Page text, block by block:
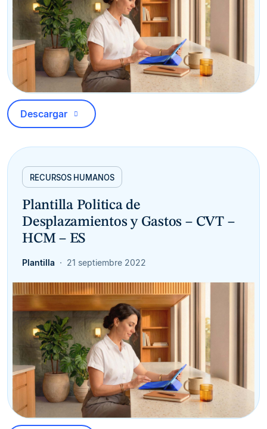
Descargar
RECURSOS HUMANOS
Plantilla Politica de
Desplazamientos y Gastos – CVT –
HCM – ES
Plantilla 21 septiembre 2022